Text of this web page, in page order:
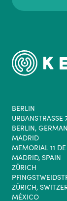
BERLIN
URBANSTRASSE
BERLIN,
MADRID
MEMORIAL 11
MADRID, SPAIN
ZÜRICH
ZÜRICH,
MÉXICO